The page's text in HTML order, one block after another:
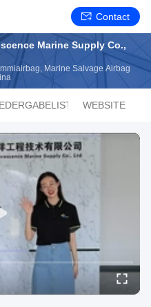
Contact
Marine Supply Co.,
Marine Salvage Airbag
WEBSITE